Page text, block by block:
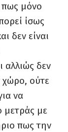
πως μόνο
ίσως
δεν είναι
αλλιώς δεν
χώρο, ούτε
να
μετράς με
πως την